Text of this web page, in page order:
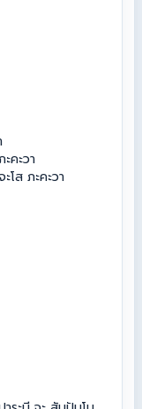
คะวา
โส ภะคะวา